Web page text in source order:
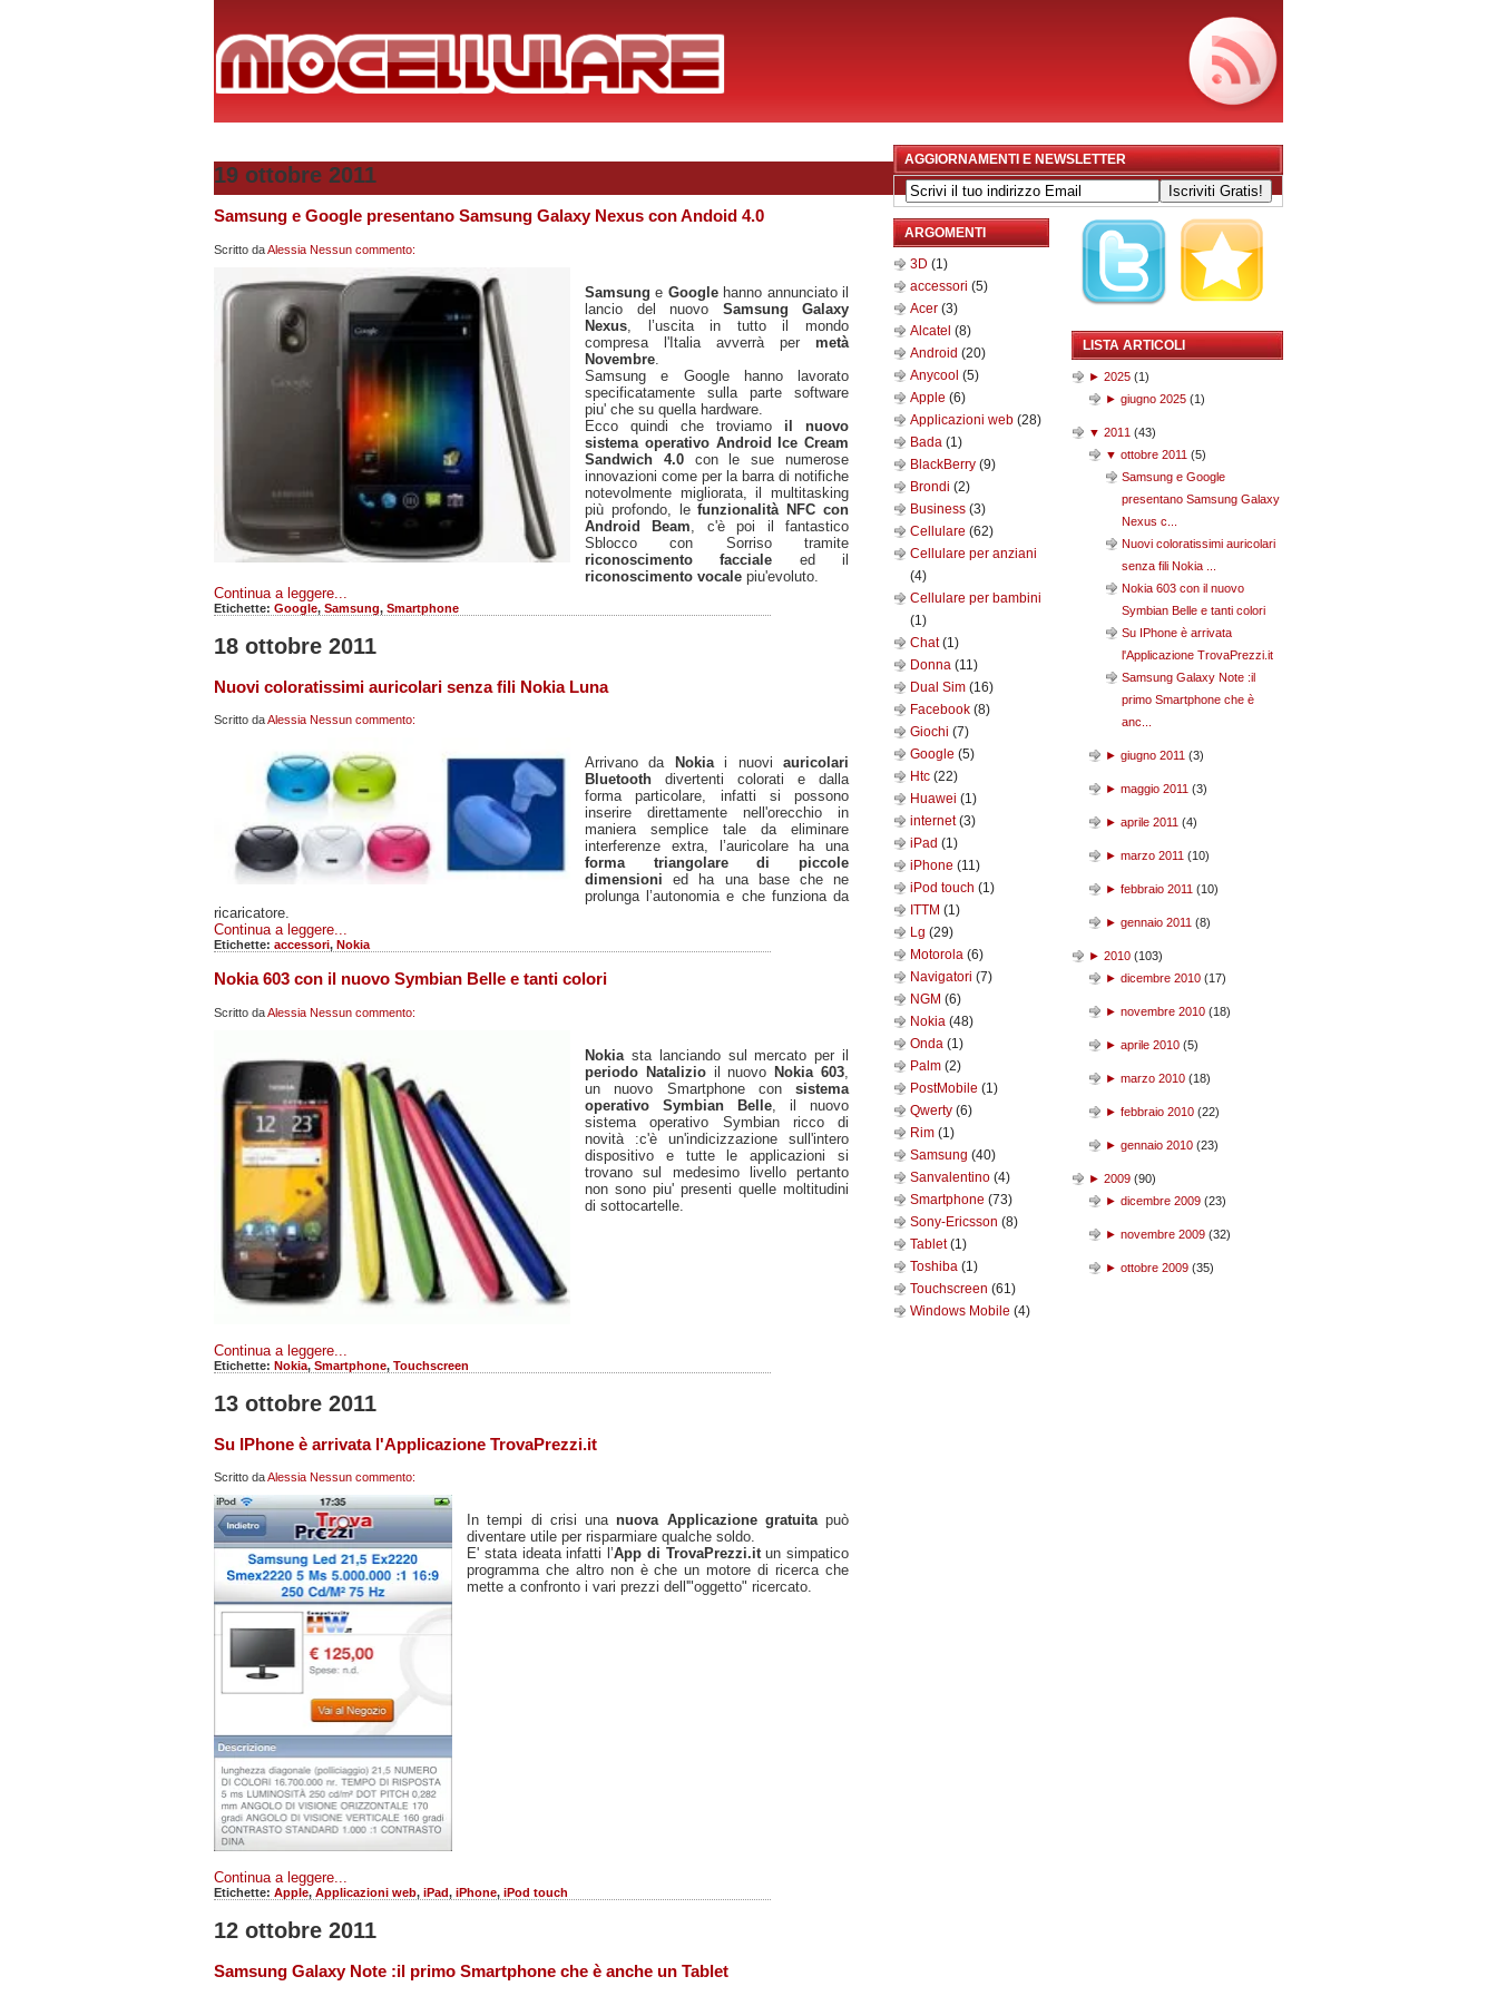
19 ottobre 2011
Samsung e Google presentano Samsung Galaxy Nexus con Andoid 4.0
Scritto daAlessia Nessun commento:
Samsunge Googlehanno annunciato il
lancio del nuovo Samsung Galaxy
Nexus , l’uscita in tutto il mondo
compresa l'Italia avverrà per metà
Novembre
Samsung e Google hanno lavorato
specificatamente sulla parte software
piu' che su quella hardware.
Ecco quindi che troviamo il nuovo
sistema operativo Android Ice Cream
Sandwich 4.0 con le sue numerose
innovazioni come per la barra di notifiche
notevolmente migliorata, il multitasking
più profondo, lefunzionalità NFC con
Android Beam , c'è poi il fantastico
Sblocco con Sorriso tramite
riconoscimento facciale ed il
riconoscimento vocale piu'evoluto.
Continua a leggere...
Etichette: Google, Samsung, Smartphone
18 ottobre 2011
Nuovi coloratissimi auricolari senza fili Nokia Luna
Scritto daAlessia Nessun commento:
Arrivano da Nokiai nuoviauricolari
Bluetooth divertenti colorati e dalla
forma particolare, infatti si possono
inserire direttamente nell'orecchio in
maniera semplice tale da eliminare
interferenze extra, l’auricolare ha una
forma triangolare di piccole
dimensioni ed ha una base che ne
prolunga l’autonomia e che funziona da
ricaricatore.
Continua a leggere...
Etichette: accessori, Nokia
Nokia 603 con il nuovo Symbian Belle e tanti colori
Scritto daAlessia Nessun commento:
Nokia sta lanciando sul mercato per il
periodo Natalizioil nuovo Nokia 603
un nuovo Smartphone con sistema
operativo Symbian Belle , il nuovo
sistema operativo Symbian ricco di
novità :c'è un'indicizzazione sull'intero
dispositivo e tutte le applicazioni si
trovano sul medesimo livello pertanto
non sono piu' presenti quelle moltitudini
di sottocartelle.
Continua a leggere...
Etichette: Nokia, Smartphone, Touchscreen
13 ottobre 2011
Su IPhone è arrivata l'Applicazione TrovaPrezzi.it
Scritto daAlessia Nessun commento:
In tempi di crisi unanuova Applicazione gratuitapuò
diventare utile per risparmiare qualche soldo.
E' stata ideata infatti l’App di TrovaPrezzi.itun simpatico
programma che altro non è che un motore di ricerca che
mette a confronto i vari prezzi dell'"oggetto" ricercato.
Continua a leggere...
Etichette: Apple, Applicazioni web, iPad, iPhone, iPod touch
12 ottobre 2011
Samsung Galaxy Note :il primo Smartphone che è anche un Tablet
AGGIORNAMENTI E NEWSLETTER
ARGOMENTI
3D (1)
accessori (5)
Acer (3)
Alcatel (8)
Android (20)
Anycool (5)
Apple (6)
Applicazioni web (28)
Bada (1)
BlackBerry (9)
Brondi (2)
Business (3)
Cellulare (62)
Cellulare per anziani
(4)
Cellulare per bambini
(1)
Chat(1)
Donna (11)
Dual Sim (16)
Facebook (8)
Giochi (7)
Google (5)
Htc (22)
Huawei (1)
internet(3)
iPad (1)
iPhone (11)
iPod touch (1)
ITTM (1)
Lg (29)
Motorola (6)
Navigatori (7)
NGM (6)
Nokia (48)
Onda (1)
Palm (2)
PostMobile (1)
Qwerty (6)
Rim (1)
Samsung (40)
Sanvalentino (4)
Smartphone (73)
Sony-Ericsson (8)
Tablet(1)
Toshiba (1)
Touchscreen (61)
Windows Mobile (4)
LISTA ARTICOLI
► 2025 (1)
► giugno 2025 (1)
▼ 2011 (43)
▼ ottobre 2011 (5)
Samsung e Google
presentano Samsung Galaxy
Nexus c...
Nuovi coloratissimi auricolari
senza fili Nokia ...
Nokia 603 con il nuovo
Symbian Belle e tanti colori
Su IPhone è arrivata
l'Applicazione TrovaPrezzi.it
Samsung Galaxy Note :il
primo Smartphone che è
anc...
► giugno 2011 (3)
► maggio 2011 (3)
► aprile 2011 (4)
► marzo 2011 (10)
► febbraio 2011 (10)
► gennaio 2011 (8)
► 2010 (103)
► dicembre 2010 (17)
► novembre 2010 (18)
► aprile 2010 (5)
► marzo 2010 (18)
► febbraio 2010 (22)
► gennaio 2010 (23)
► 2009 (90)
► dicembre 2009 (23)
► novembre 2009 (32)
► ottobre 2009 (35)